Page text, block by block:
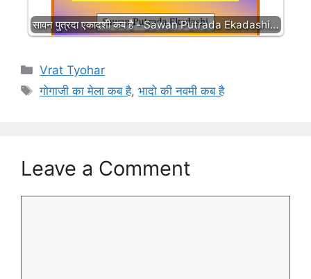
सावन पुत्रदा एकादशी कब है - Sawan Putrada Ekadashi…
Categories
Vrat Tyohar
Tags
गोगाजी का मेला कब है,भादो की नवमी कब है
Leave a Comment